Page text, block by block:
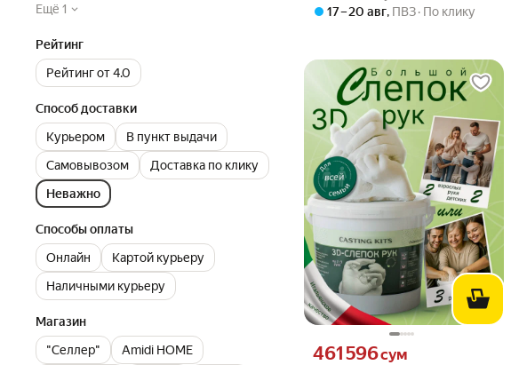
Ещё 1
Рейтинг
Рейтинг от 4.0
Способ доставки
Курьером
В пункт выдачи
Самовывозом
Доставка по клику
Неважно
Способы оплаты
Онлайн
Картой курьеру
Наличными курьеру
Магазин
"Селлер"
Amidi HOME
17 – 20 авг, ПВЗ По клику
Цена 461596 сум вместо
461 596сум